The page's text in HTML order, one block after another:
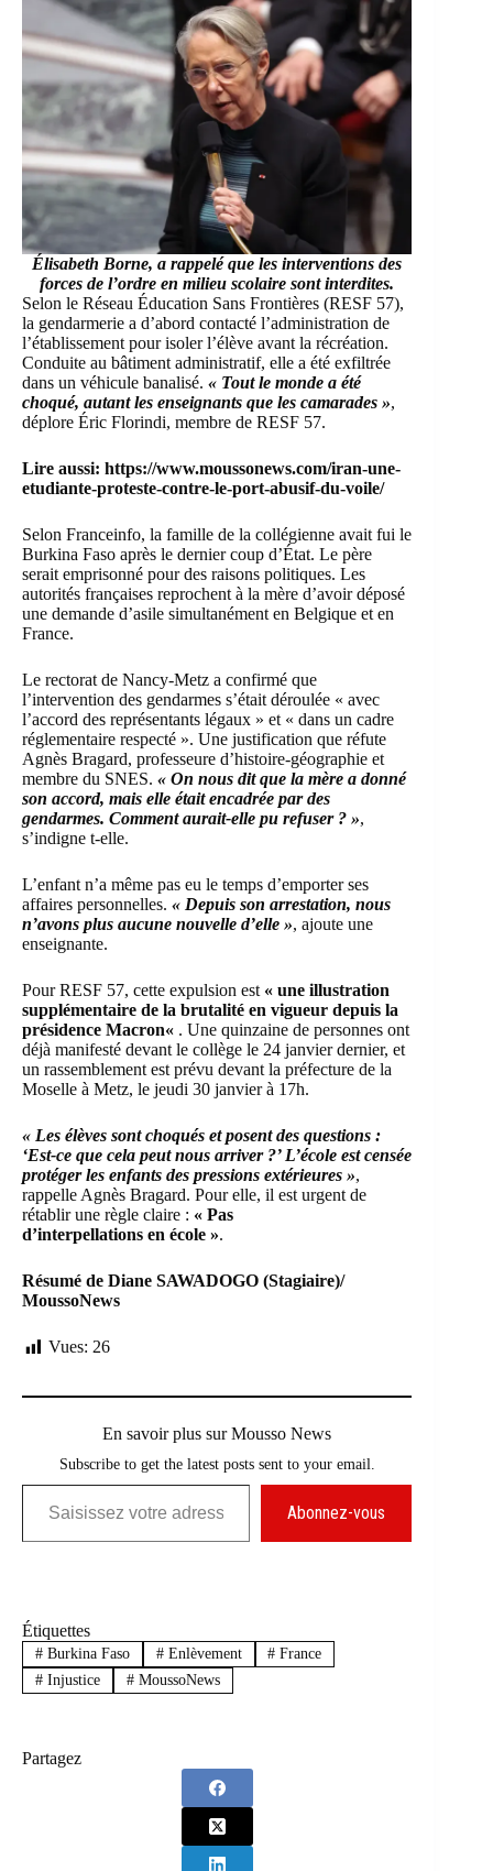
Élisabeth Borne, a rappelé que les interventions des
forces de l’ordre en milieu scolaire sont interdites.
Selon le Réseau Éducation Sans Frontières (RESF 57),
la gendarmerie a d’abord contacté l’administration de
l’établissement pour isoler l’élève avant la récréation.
Conduite au bâtiment administratif, elle a été exfiltrée
dans un véhicule banalisé. « Tout le monde a été
choqué, autant les enseignants que les camarades »,
déplore Éric Florindi, membre de RESF 57.
Lire aussi: https://www.moussonews.com/iran-une-
etudiante-proteste-contre-le-port-abusif-du-voile/
Selon Franceinfo, la famille de la collégienne avait fui le
Burkina Faso après le dernier coup d’État. Le père
serait emprisonné pour des raisons politiques. Les
autorités françaises reprochent à la mère d’avoir déposé
une demande d’asile simultanément en Belgique et en
France.
Le rectorat de Nancy-Metz a confirmé que
l’intervention des gendarmes s’était déroulée « avec
l’accord des représentants légaux » et « dans un cadre
réglementaire respecté ». Une justification que réfute
Agnès Bragard, professeure d’histoire-géographie et
membre du SNES. « On nous dit que la mère a donné
son accord, mais elle était encadrée par des
gendarmes. Comment aurait-elle pu refuser ? »,
s’indigne t-elle.
L’enfant n’a même pas eu le temps d’emporter ses
affaires personnelles. « Depuis son arrestation, nous
n’avons plus aucune nouvelle d’elle », ajoute une
enseignante.
Pour RESF 57, cette expulsion est « une illustration
supplémentaire de la brutalité en vigueur depuis la
présidence Macron« . Une quinzaine de personnes ont
déjà manifesté devant le collège le 24 janvier dernier, et
un rassemblement est prévu devant la préfecture de la
Moselle à Metz, le jeudi 30 janvier à 17h.
« Les élèves sont choqués et posent des questions :
‘Est-ce que cela peut nous arriver ?’ L’école est censée
protéger les enfants des pressions extérieures »,
rappelle Agnès Bragard. Pour elle, il est urgent de
rétablir une règle claire : « Pas
d’interpellations en école ».
Résumé de Diane SAWADOGO (Stagiaire)/
MoussoNews
Vues: 26
En savoir plus sur Mousso News
Subscribe to get the latest posts sent to your email.
Saisissez votre adresse e-mail…
Abonnez-vous
Étiquettes
#Burkina Faso #Enlèvement # France
#Injustice #MoussoNews
Partagez